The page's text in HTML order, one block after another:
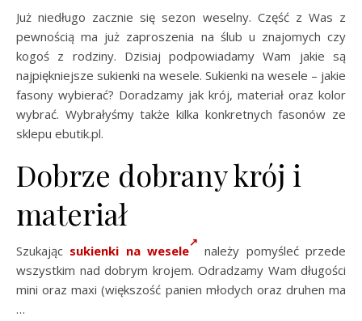
Już niedługo zacznie się sezon weselny. Część z Was z
pewnością ma już zaproszenia na ślub u znajomych czy
kogoś z rodziny. Dzisiaj podpowiadamy Wam jakie są
najpiękniejsze sukienki na wesele. Sukienki na wesele – jakie
fasony wybierać? Doradzamy jak krój, materiał oraz kolor
wybrać. Wybrałyśmy także kilka konkretnych fasonów ze
sklepu ebutik.pl.
Dobrze dobrany krój i
materiał
Szukając sukienki na wesele
należy pomyśleć przede
wszystkim nad dobrym krojem. Odradzamy Wam długości
mini oraz maxi (większość panien młodych oraz druhen ma
…